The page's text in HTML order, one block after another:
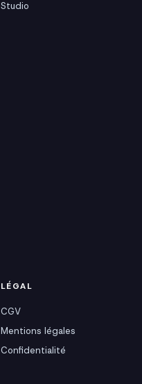
Studio
LÉGAL
CGV
Mentions légales
Confidentialité